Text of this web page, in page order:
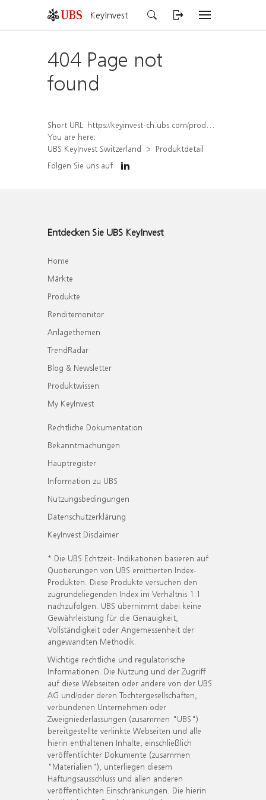
KeyInvest
404 Page not
found
Short URL: https://keyinvest-ch.ubs.com/produkt/detail/index/isin/CH1567430736
You are here:
UBS KeyInvest Switzerland
Produktdetail
Folgen Sie uns auf
Entdecken Sie UBS KeyInvest
Home
Märkte
Produkte
Renditemonitor
Anlagethemen
TrendRadar
Blog & Newsletter
Produktwissen
My KeyInvest
Rechtliche Dokumentation
Bekanntmachungen
Hauptregister
Information zu UBS
Nutzungsbedingungen
Datenschutzerklärung
KeyInvest Disclaimer
* Die UBS Echtzeit- Indikationen basieren auf
Quotierungen von UBS emittierten Index-
Produkten. Diese Produkte versuchen den
zugrundeliegenden Index im Verhältnis 1:1
nachzufolgen. UBS übernimmt dabei keine
Gewährleistung für die Genauigkeit,
Vollständigkeit oder Angemessenheit der
angewandten Methodik.
Wichtige rechtliche und regulatorische
Informationen. Die Nutzung und der Zugriff
auf diese Webseiten oder andere von der UBS
AG und/oder deren Tochtergesellschaften,
verbundenen Unternehmen oder
Zweigniederlassungen (zusammen "UBS")
bereitgestellte verlinkte Webseiten und alle
hierin enthaltenen Inhalte, einschließlich
veröffentlichter Dokumente (zusammen
"Materialien"), unterliegen diesem
Haftungsausschluss und allen anderen
veröffentlichten Einschränkungen. Die hierin